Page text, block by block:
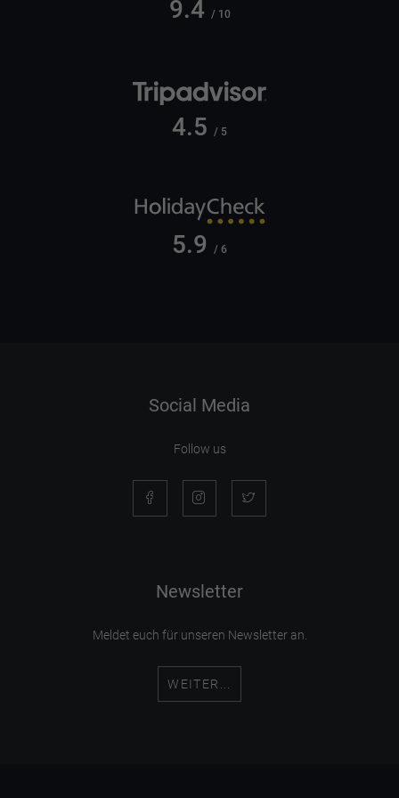
9.4 / 10
4.5 / 5
5.9 / 6
Social Media
Follow us
Newsletter
Meldet euch für unseren Newsletter an.
WEITER...